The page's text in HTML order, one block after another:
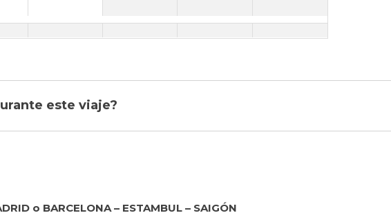
este viaje?
o BARCELONA – ESTAMBUL – SAIGÓN